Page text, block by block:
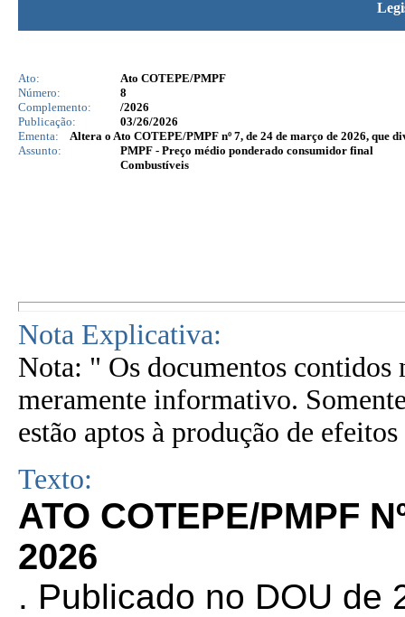
Ato:
Ato COTEPE/PMPF
Número:
8
Complemento:
/2026
Publicação:
03/26/2026
Ementa:
Altera o Ato COTEPE/PMPF nº 7, de 24 de março de 2026, que
Assunto:
PMPF - Preço médio ponderado consumidor final
Combustíveis
Nota Explicativa:
Nota: " Os documentos contidos
meramente informativo.
estão aptos à produção de
Texto:
ATO COTEPE/PMPF
2026
. Publicado no DOU de